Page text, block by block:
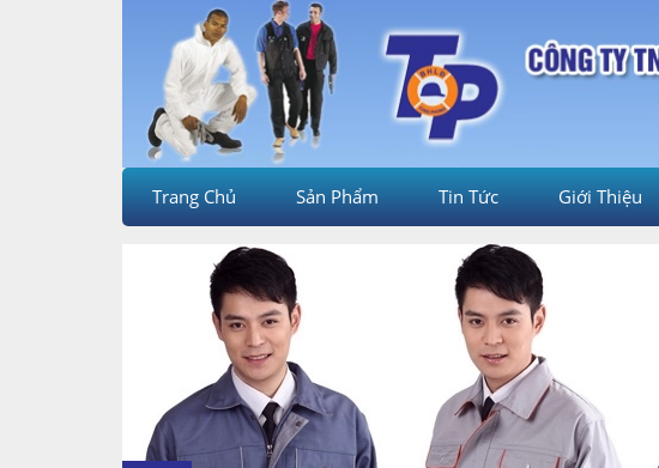
Trang Chủ Sản Phẩm Tin Tức Giới Thiệu